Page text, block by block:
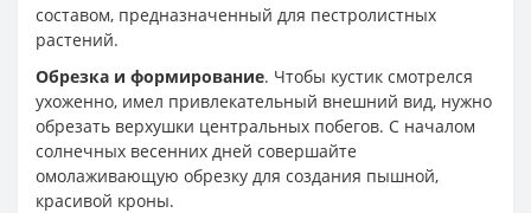
составом, предназначенный для пестролистных
растений.
Обрезка и формирование. Чтобы кустик смотрелся
ухоженно, имел привлекательный внешний вид, нужно
обрезать верхушки центральных побегов. С началом
солнечных весенних дней совершайте
омолаживающую обрезку для создания пышной,
красивой кроны.